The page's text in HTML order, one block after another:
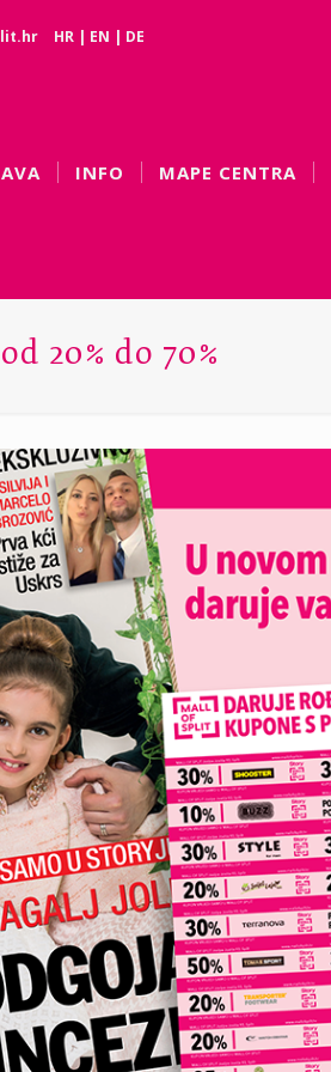
HR | EN | DE
INFO MAPE CENTRA
20% do 70%